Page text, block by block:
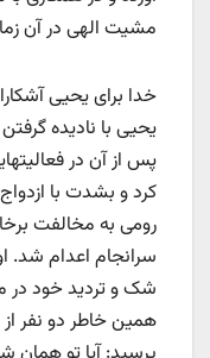
مشیت الهی در آن
خدا برای یحیی
یحیی با نادیده
پس از آن در
کرد و بشدت با
رومی به مخالفت
سرانجام اعدام شد.
شک و تردید خود در
همین خاطر دو نفر